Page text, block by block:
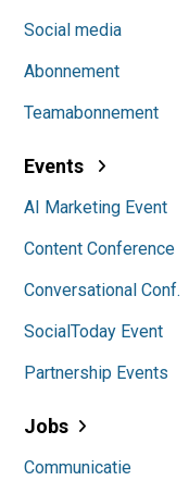
Social media
Abonnement
Teamabonnement
Events
AI Marketing Event
Content Conference
Conversational Conf.
SocialToday Event
Partnership Events
Jobs
Communicatie